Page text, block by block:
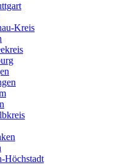
Kreis
Höchstadt